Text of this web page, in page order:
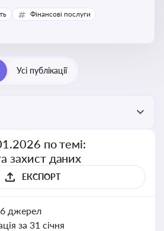
Фінансові послуги
Усі публікації
по темі:
захист даних
ЕКСПОРТ
джерел
за 31 січня